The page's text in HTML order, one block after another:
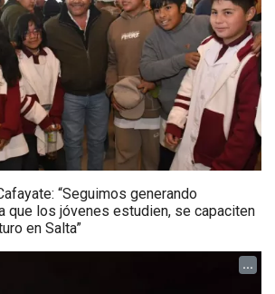
“Seguimos generando
que los jóvenes estudien, se capaciten
en Salta”
...